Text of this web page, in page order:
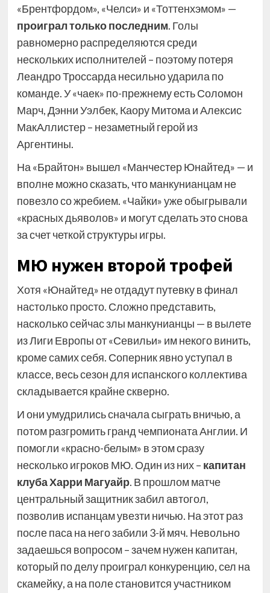
«Брентфордом», «Челси» и «Тоттенхэмом» —
проиграл только последним. Голы
равномерно распределяются среди
нескольких исполнителей – поэтому потеря
Леандро Троссарда несильно ударила по
команде. У «чаек» по-прежнему есть Соломон
Марч, Дэнни Уэлбек, Каору Митома и Алексис
МакАллистер – незаметный герой из
Аргентины.
На «Брайтон» вышел «Манчестер Юнайтед» — и
вполне можно сказать, что манкунианцам не
повезло со жребием. «Чайки» уже обыгрывали
«красных дьяволов» и могут сделать это снова
за счет четкой структуры игры.
МЮ нужен второй трофей
Хотя «Юнайтед» не отдадут путевку в финал
настолько просто. Сложно представить,
насколько сейчас злы манкунианцы — в вылете
из Лиги Европы от «Севильи» им некого винить,
кроме самих себя. Соперник явно уступал в
классе, весь сезон для испанского коллектива
складывается крайне скверно.
И они умудрились сначала сыграть вничью, а
потом разгромить гранд чемпионата Англии. И
помогли «красно-белым» в этом сразу
несколько игроков МЮ. Один из них – капитан
клуба Харри Магуайр. В прошлом матче
центральный защитник забил автогол,
позволив испанцам увезти ничью. На этот раз
после паса на него забили 3-й мяч. Невольно
задаешься вопросом – зачем нужен капитан,
который по делу проиграл конкуренцию, сел на
скамейку, а на поле становится участником